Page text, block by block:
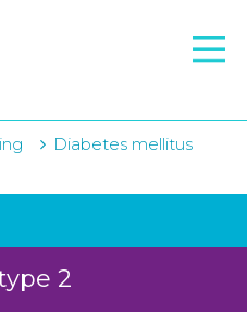
Diabetes mellitus
2